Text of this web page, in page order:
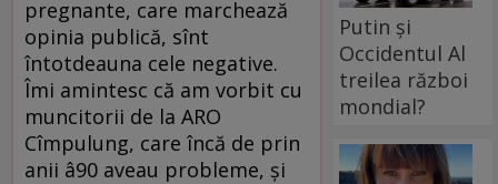
pregnante, care marchează
opinia publică, sînt
întotdeauna cele negative.
Îmi amintesc că am vorbit cu
muncitorii de la ARO
Cîmpulung, care încă de prin
anii â90 aveau probleme, şi
Putin și
Occidentul Al
treilea război
mondial?